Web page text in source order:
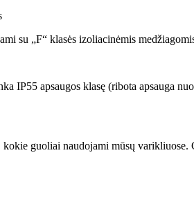
su „F“ klasės izoliacinėmis
IP55 apsaugos klasę (ribota apsauga
kokie guoliai naudojami mūsų